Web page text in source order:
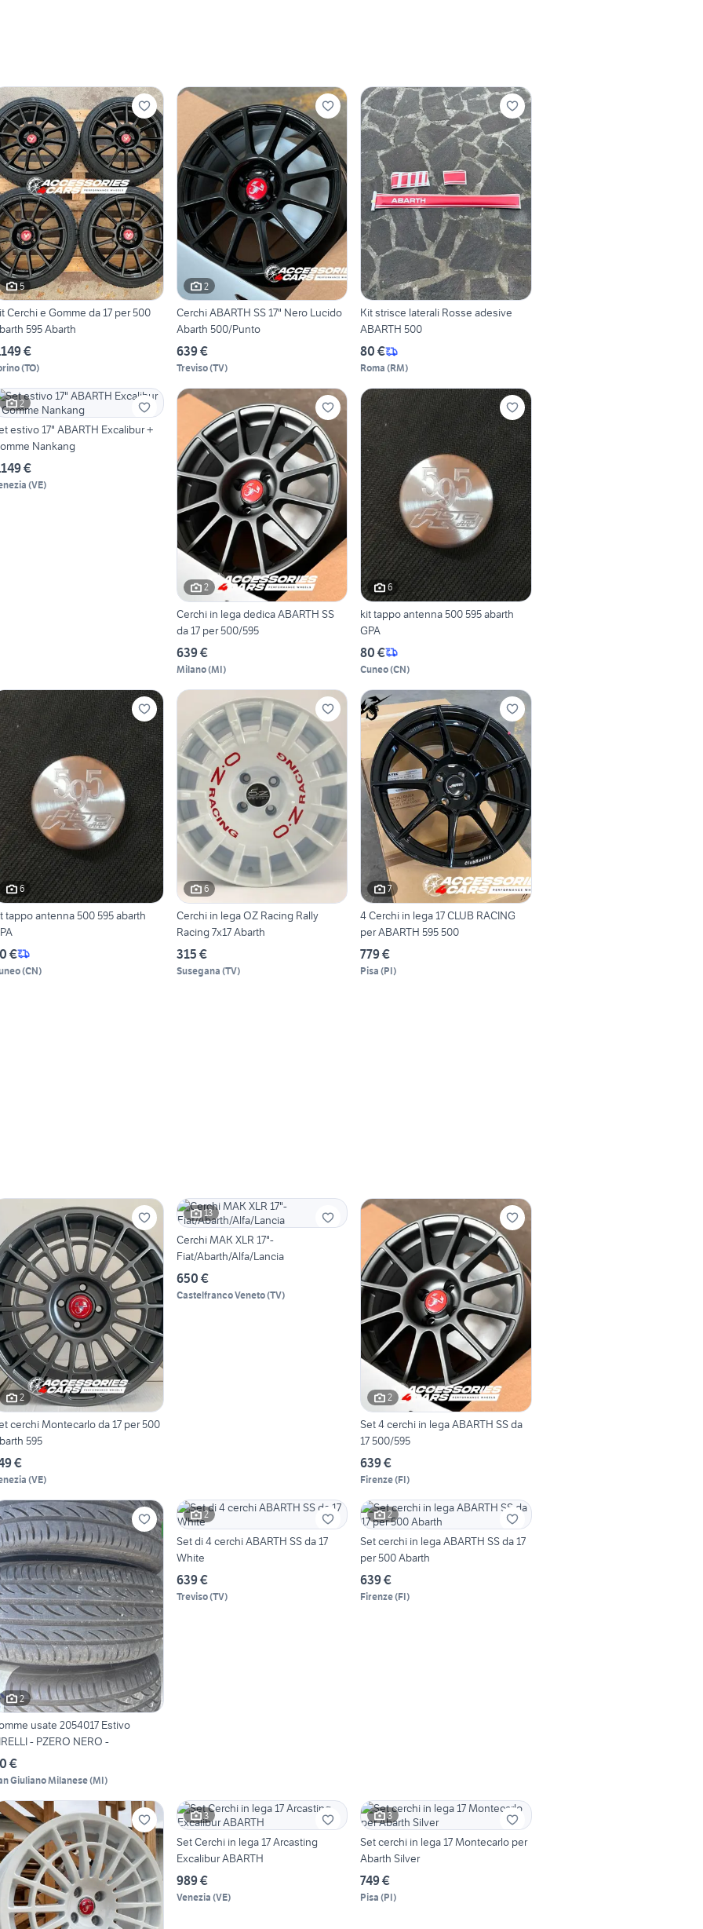
5
Cerchi e Gomme da 17 per 500
595 Abarth
€
(TO)
2
Cerchi ABARTH SS 17" Nero Lucido
Abarth 500/Punto
639 €
Treviso(TV)
Kit strisce laterali Rosse adesive
ABARTH 500
80 €
Roma (RM)
2
17" ABARTH Excalibur +
Nankang
€
(VE)
2
Cerchi in lega dedica ABARTH SS
da 17 per 500/595
639 €
Milano(MI)
6
kit tappo antenna 500 595 abarth
GPA
80 €
Cuneo(CN)
6
tappo antenna 500 595 abarth
€
(CN)
6
Cerchi in lega OZ Racing Rally
Racing 7x17 Abarth
315 €
Susegana (TV)
7
4 Cerchi in lega 17 CLUB RACING
per ABARTH 595 500
779 €
Pisa (PI)
2
cerchi Montecarlo da 17 per 500
595
€
(VE)
13
Cerchi MAK XLR 17"-
Fiat/Abarth/Alfa/Lancia
650 €
Castelfranco Veneto(TV)
2
Set 4 cerchi in lega ABARTH SS da
17 500/595
639 €
Firenze(FI)
2
usate 2054017 Estivo
- PZERO NERO -
€
Giuliano Milanese(MI)
2
Set di 4 cerchi ABARTH SS da 17
White
639 €
Treviso(TV)
2
Set cerchi in lega ABARTH SS da 17
per 500 Abarth
639 €
Firenze(FI)
3
Set Cerchi in lega 17 Arcasting
Excalibur ABARTH
989 €
Venezia (VE)
3
Set cerchi in lega 17 Montecarlo per
Abarth Silver
749 €
Pisa (PI)